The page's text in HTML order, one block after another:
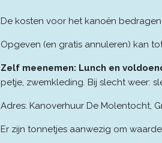
De kosten voor het kanoën bedragen
Opgeven (en gratis annuleren) kan
Zelf meenemen: Lunch en
petje, zwemkleding. Bij slecht weer:
Adres: Kanoverhuur De Molentocht,
Er zijn tonnetjes aanwezig om